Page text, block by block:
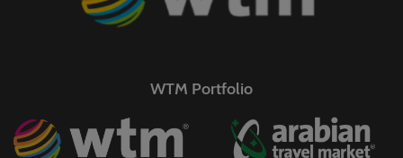
WTM Portfolio